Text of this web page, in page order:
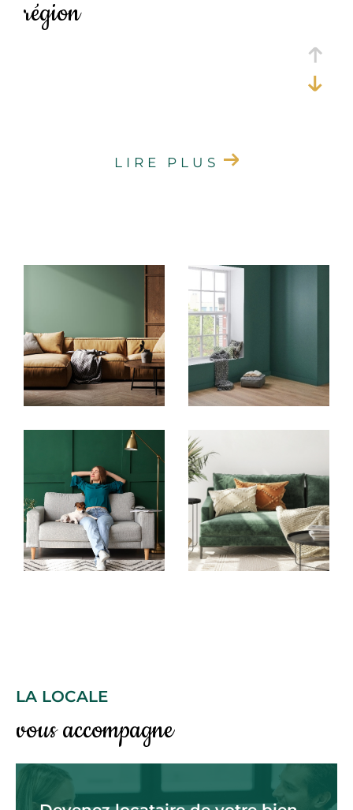
région
LIRE PLUS
LA LOCALE
vous accompagne
AFFINER LES CRITÈRES
PARKING
FILTRER PAR
COUPS DE COEUR
EXCLUSIVITÉS NOUVEAUTÉS
RECHERCHER